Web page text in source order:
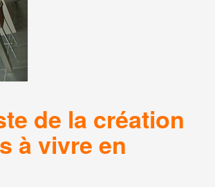
de la création
à vivre en